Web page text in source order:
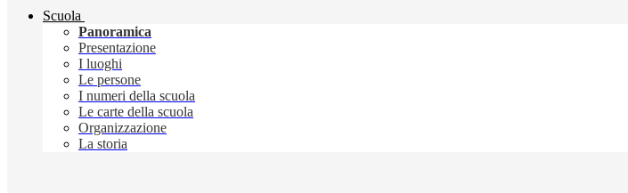
Scuola
Panoramica
Presentazione
I luoghi
Le persone
I numeri della scuola
Le carte della scuola
Organizzazione
La storia